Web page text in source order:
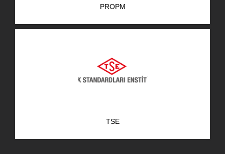
AR-GE Portal
EN
PROPM
TSE